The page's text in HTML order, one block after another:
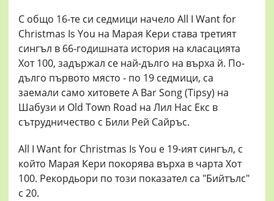
С общо 16-те си седмици начело All I Want for
Christmas Is You на Марая Кери става третият
сингъл в 66-годишната история на класацията
Хот 100, задържал се най-дълго на върха й. По-
дълго първото място - по 19 седмици, са
заемали само хитовете A Bar Song (Tipsy) на
Шабузи и Old Town Road на Лил Нас Екс в
сътрудничество с Били Рей Сайръс.
All I Want for Christmas Is You е 19-ият сингъл, с
който Марая Кери покорява върха в чарта Хот
100. Рекордьори по този показател са "Бийтълс"
с 20.